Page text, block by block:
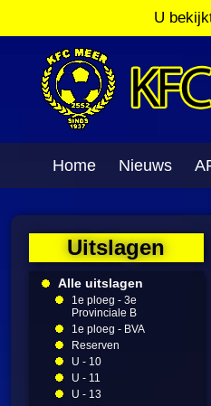
U
Home Nieuws
Uitslagen
Alle uitslagen
1e ploeg - 3e
Provinciale B
1e ploeg - BVA
Reserven
U - 10
U - 11
U - 13